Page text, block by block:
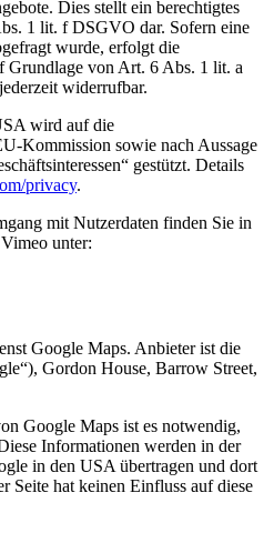
Dies stellt ein berechtigtes
1 lit. f DSGVO dar. Sofern eine
wurde, erfolgt die
Grundlage von Art. 6 Abs. 1 lit. a
widerrufbar.
wird auf die
Kommission sowie nach Aussage
gestützt. Details
privacy.
mit Nutzerdaten finden Sie in
unter:
Google Maps. Anbieter ist die
Gordon House, Barrow Street,
Google Maps ist es notwendig,
Informationen werden in der
in den USA übertragen und dort
Seite hat keinen Einfluss auf diese